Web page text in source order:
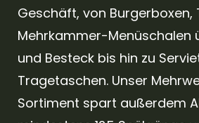
Geschäft, von Burgerboxen,
Mehrkammer-Menüschalen
und Besteck bis hin zu
Tragetaschen. Unser
Sortiment spart außerdem